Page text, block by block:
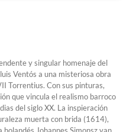
y singular homenaje del
Ventós a una misteriosa obra
Torrentius. Con sus pinturas,
que vincula el realismo barroco
del siglo XX. La inspieración
muerta con brida (1614),